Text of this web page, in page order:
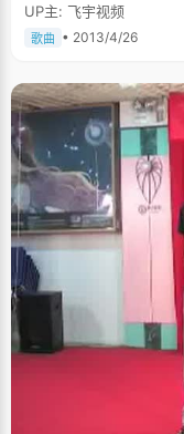
UP主: 飞宇视频
歌曲 • 2013/4/26